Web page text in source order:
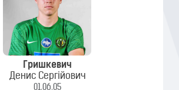
Гришкевич
Денис Сергійович
01.06.05